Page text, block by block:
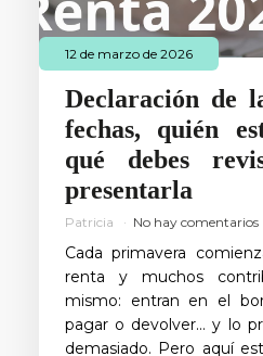
12 de marzo de 2026
Declaración de
fechas, quién
qué debes
presentarla
Patricia No hay comentarios
Cada primavera
renta y muchos
mismo: entran en el
pagar o devolver… y lo
demasiado. Pero aquí